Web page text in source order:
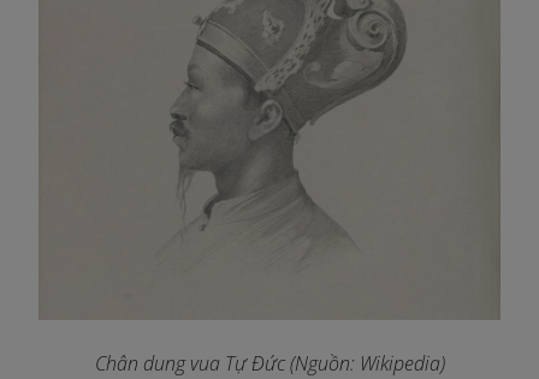
Chân dung vua Tự Đức (Nguồn: Wikipedia)